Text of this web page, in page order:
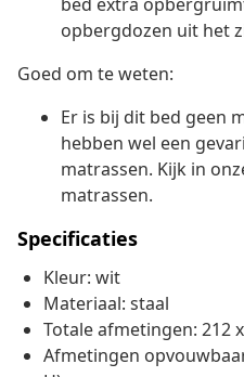
opbergdozen uit het
Goed om te weten:
Er is bij dit bed geen
hebben wel een
matrassen. Kijk in
matrassen.
Specificaties
Kleur: wit
Materiaal: staal
Totale afmetingen: 212
Afmetingen